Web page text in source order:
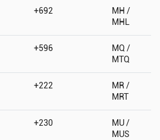
+692
MH /
MHL
+596
MQ /
MTQ
+222
MR /
MRT
+230
MU /
MUS